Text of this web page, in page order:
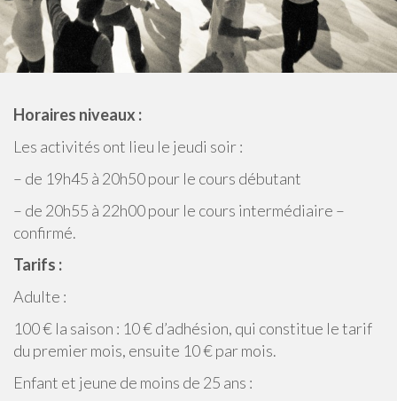
n
u
Horaires niveaux :
Les activités ont lieu le jeudi soir :
– de 19h45 à 20h50 pour le cours débutant
– de 20h55 à 22h00 pour le cours intermédiaire –
confirmé.
Tarifs :
Adulte :
100 € la saison : 10 € d’adhésion, qui constitue le tarif
du premier mois, ensuite 10 € par mois.
Enfant et jeune de moins de 25 ans :